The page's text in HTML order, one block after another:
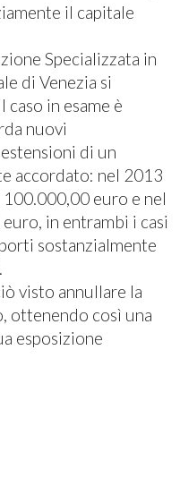
il capitale
Specializzata in
di Venezia si
caso in esame è
nuovi
di un
accordato: nel 2013
euro e nel
in entrambi i casi
sostanzialmente
visto annullare la
ottenendo così una
esposizione